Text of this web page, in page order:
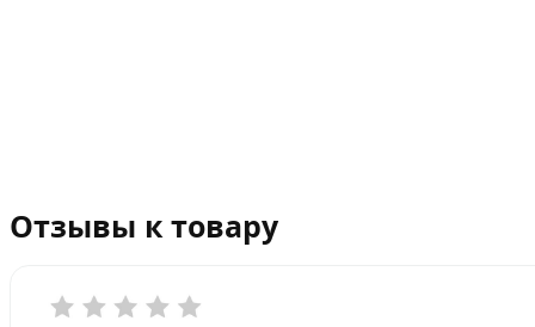
Отзывы к товару